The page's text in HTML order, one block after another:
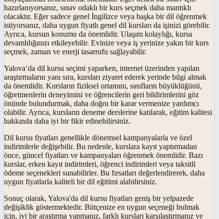
hazırlanıyorsanız, sınav odaklı bir kurs seçmek daha mantıklı
olacaktır. Eğer sadece genel İngilizce veya başka bir dil öğrenmek
istiyorsanız, daha uygun fiyatlı genel dil kursları da işinizi görebilir.
Ayrıca, kursun konumu da önemlidir. Ulaşım kolaylığı, kursa
devamlılığınızı etkileyebilir. Evinize veya iş yerinize yakın bir kurs
seçmek, zaman ve enerji tasarrufu sağlayabilir.
Yalova’da dil kursu seçimi yaparken, internet üzerinden yapılan
araştırmaların yanı sıra, kursları ziyaret ederek yerinde bilgi almak
da önemlidir. Kursların fiziksel ortamını, sınıfların büyüklüğünü,
öğretmenlerin deneyimini ve öğrencilerin geri bildirimlerini göz
önünde bulundurmak, daha doğru bir karar vermenize yardımcı
olabilir. Ayrıca, kursların deneme derslerine katılarak, eğitim kalitesi
hakkında daha iyi bir fikir edinebilirsiniz.
Dil kursu fiyatları genellikle dönemsel kampanyalarla ve özel
indirimlerle değişebilir. Bu nedenle, kurslara kayıt yaptırmadan
önce, güncel fiyatları ve kampanyaları öğrenmek önemlidir. Bazı
kurslar, erken kayıt indirimleri, öğrenci indirimleri veya taksitli
ödeme seçenekleri sunabilirler. Bu fırsatları değerlendirerek, daha
uygun fiyatlarla kaliteli bir dil eğitimi alabilirsiniz.
Sonuç olarak, Yalova'da dil kursu fiyatları geniş bir yelpazede
değişiklik göstermektedir. Bütçenize en uygun seçeneği bulmak
için, iyi bir araştırma yapmanız, farklı kursları karşılaştırmanız ve